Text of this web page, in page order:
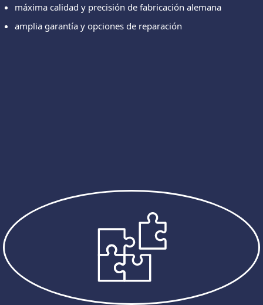
máxima calidad y precisión de fabricación alemana
amplia garantía y opciones de reparación